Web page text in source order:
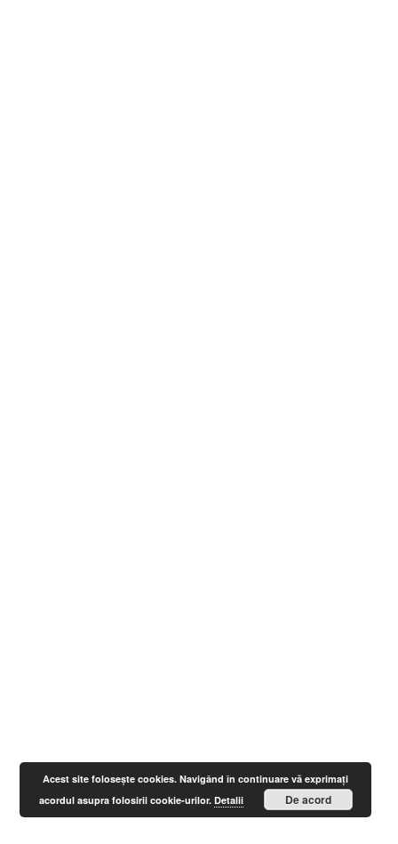
Acest site foloseşte cookies. Navigând în continuare vă exprimaţi
acordul asupra folosirii cookie-urilor. Detalii De acord